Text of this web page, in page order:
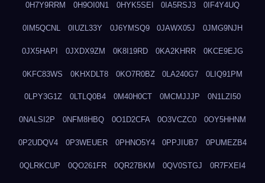
0H7Y9RRM 0H9OI0N1 0HYK5SEI 0IA5RSJ3 0IF4Y4UQ
0IM5QCNL 0IUZL33Y 0J6YMSQ9 0JAWX05J 0JMG9NJH
0JX5HAPI 0JXDX9ZM 0K8I19RD 0KA2KHRR 0KCE9EJG
0KFC83WS 0KHXDLT8 0KO7R0BZ 0LA240G7 0LIQ91PM
0LPY3G1Z 0LTLQ0B4 0M40H0CT 0MCMJJJP 0N1LZI50
0NALSI2P 0NFM8HBQ 0O1D2CFA 0O3VCZC0 0OY5HHNM
0P2UDQV4 0P3WEUER 0PHNO5Y4 0PPJIUB7 0PUMEZB4
0QLRKCUP 0QO261FR 0QR27BKM 0QV0STGJ 0R7FXEI4